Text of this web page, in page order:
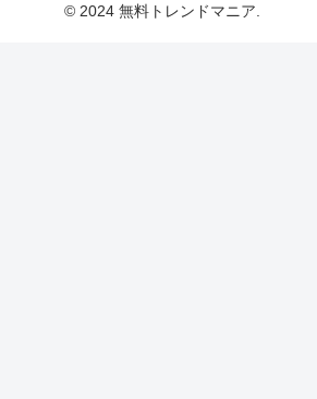
© 2024 無料トレンドマニア.